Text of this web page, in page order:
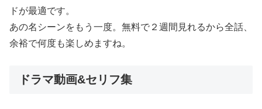
ドが最適です。
あの名シーンをもう一度。 無料で２週間見れるから全話、
余裕で何度も楽しめますね。
ドラマ動画&セリフ集